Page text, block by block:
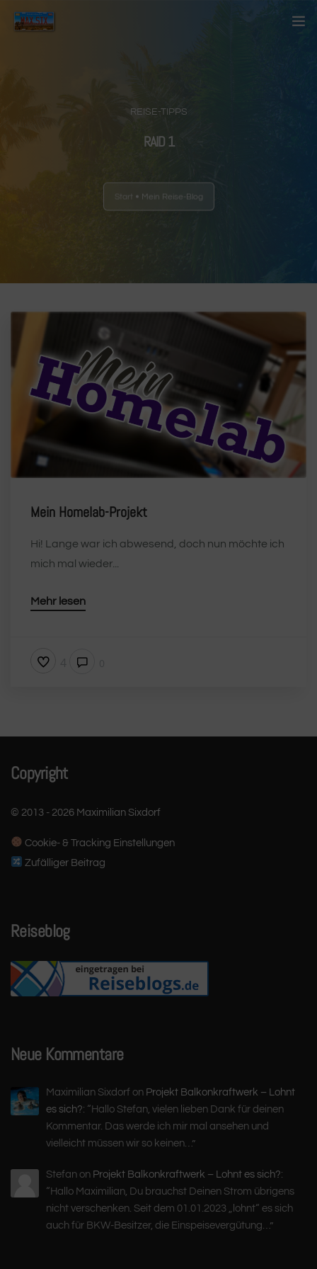
REISE-TIPPS
RAID 1
Start Mein Reise-Blog
Mein Homelab-Projekt
Hi! Lange war ich abwesend, doch nun möchte ich
mich mal wieder...
Mehr lesen
Copyright
© 2013 - 2026 Maximilian Sixdorf
Cookie- & Tracking Einstellungen
Zufälliger Beitrag
Reiseblog
Neue Kommentare
Maximilian Sixdorf on Projekt Balkonkraftwerk – Lohnt
es sich?: “ Hallo Stefan, vielen lieben Dank für deinen
Kommentar. Das werde ich mir mal ansehen und
vielleicht müssen wir so keinen… ”
Stefan on Projekt Balkonkraftwerk – Lohnt es sich?:
“ Hallo Maximilian, Du brauchst Deinen Strom übrigens
nicht verschenken. Seit dem 01.01.2023 „lohnt“ es sich
auch für BKW-Besitzer, die Einspeisevergütung… ”